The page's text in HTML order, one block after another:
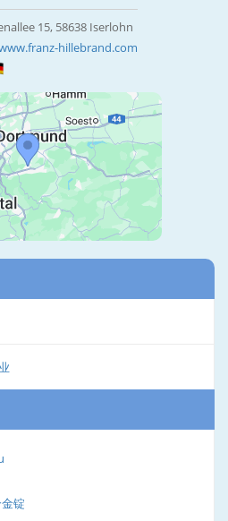
15, 58638 Iserlohn
hillebrand.com
锭